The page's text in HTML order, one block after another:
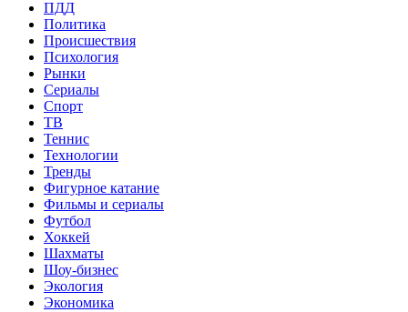
ПДД
Политика
Происшествия
Психология
Рынки
Сериалы
Спорт
ТВ
Теннис
Технологии
Тренды
Фигурное катание
Фильмы и сериалы
Футбол
Хоккей
Шахматы
Шоу-бизнес
Экология
Экономика